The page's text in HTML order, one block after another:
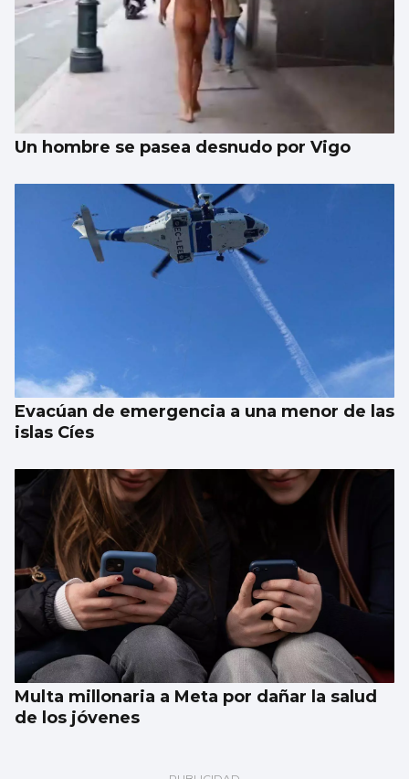
O MORRAZO
Intervención alerta del abuso de contratos
menores en 2025
Un hombre se pasea desnudo por Vigo
Evacúan de emergencia a una menor de las
islas Cíes
Multa millonaria a Meta por dañar la salud
de los jóvenes